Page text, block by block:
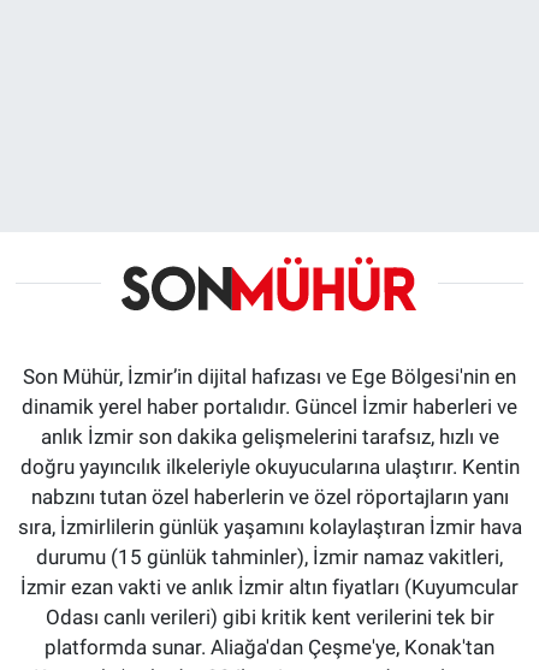
Son Mühür, İzmir’in dijital hafızası ve Ege Bölgesi'nin en
dinamik yerel haber portalıdır. Güncel İzmir haberleri ve
anlık İzmir son dakika gelişmelerini tarafsız, hızlı ve
doğru yayıncılık ilkeleriyle okuyucularına ulaştırır. Kentin
nabzını tutan özel haberlerin ve özel röportajların yanı
sıra, İzmirlilerin günlük yaşamını kolaylaştıran İzmir hava
durumu (15 günlük tahminler), İzmir namaz vakitleri,
İzmir ezan vakti ve anlık İzmir altın fiyatları (Kuyumcular
Odası canlı verileri) gibi kritik kent verilerini tek bir
platformda sunar. Aliağa'dan Çeşme'ye, Konak'tan